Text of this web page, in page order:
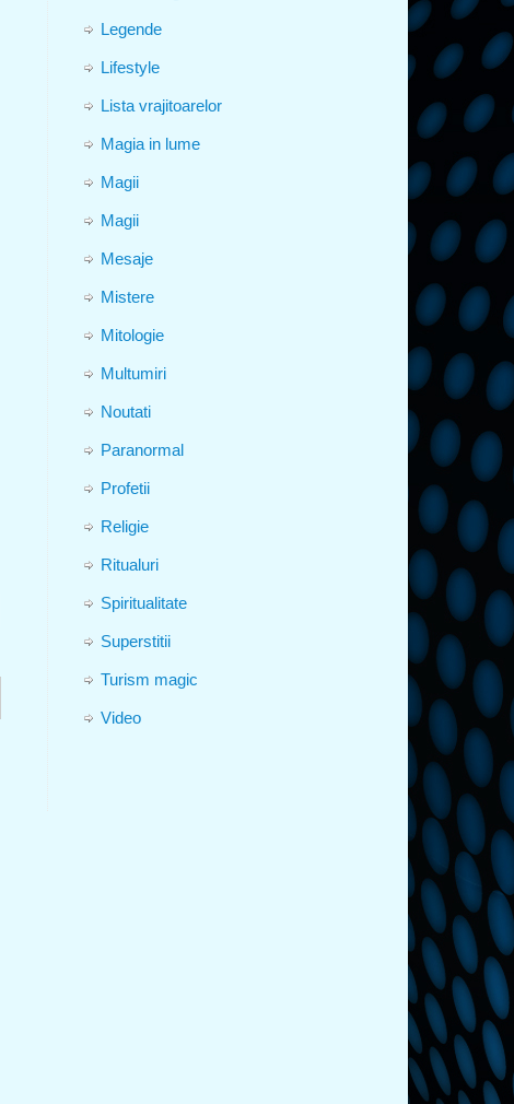
Legende
Lifestyle
Lista vrajitoarelor
Magia in lume
Magii
Magii
Mesaje
Mistere
Mitologie
Multumiri
Noutati
Paranormal
Profetii
Religie
Ritualuri
Spiritualitate
Superstitii
Turism magic
Video